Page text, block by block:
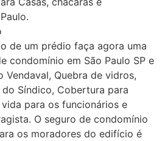
de um prédio faça agora uma
condomínio em São Paulo SP e
Quebra de vidros,
Síndico, Cobertura para
para os funcionários e
O seguro de condomínio
os moradores do edifício é